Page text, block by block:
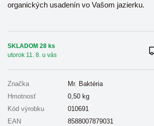
organických usadenín vo Vašom jazierku.
SKLADOM 28 ks
utorok 11. 8. u vás
Značka
Mr. Baktéria
Hmotnosť
0,50 kg
Kód výrobku
010691
EAN
8588007879031